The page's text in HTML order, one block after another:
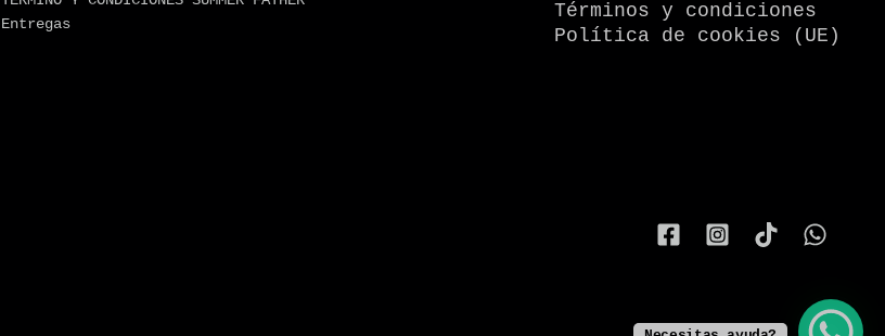
Entregas
Términos y condiciones
Política de cookies (UE)